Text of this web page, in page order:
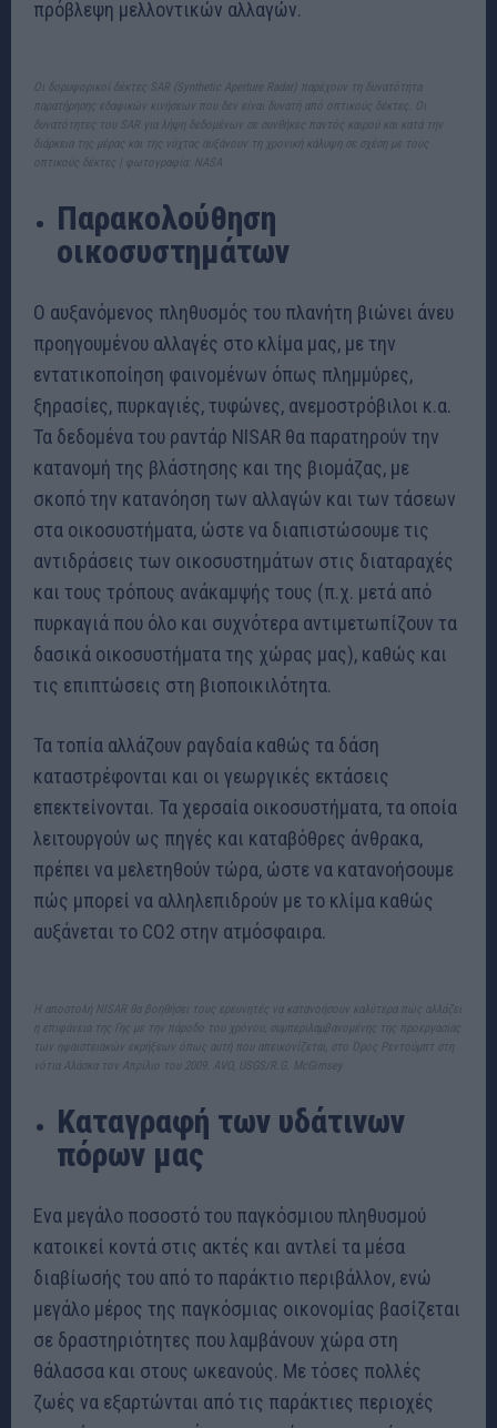
πρόβλεψη μελλοντικών αλλαγών.
Οι δορυφορικοί δέκτες SAR (Synthetic Aperture Radar) παρέχουν τη δυνατότητα
παρατήρησης εδαφικών κινήσεων που δεν είναι δυνατή από οπτικούς δέκτες. Οι
δυνατότητες του SAR για λήψη δεδομένων σε συνθήκες παντός καιρού και κατά την
διάρκεια της μέρας και της νύχτας αυξάνουν τη χρονική κάλυψη σε σχέση με τους
οπτικούς δέκτες | φωτογραφία: NASA
Παρακολούθηση
οικοσυστημάτων
Ο αυξανόμενος πληθυσμός του πλανήτη βιώνει άνευ
προηγουμένου αλλαγές στο κλίμα μας, με την
εντατικοποίηση φαινομένων όπως πλημμύρες,
ξηρασίες, πυρκαγιές, τυφώνες, ανεμοστρόβιλοι κ.α.
Τα δεδομένα του ραντάρ NISAR θα παρατηρούν την
κατανομή της βλάστησης και της βιομάζας, με
σκοπό την κατανόηση των αλλαγών και των τάσεων
στα οικοσυστήματα, ώστε να διαπιστώσουμε τις
αντιδράσεις των οικοσυστημάτων στις διαταραχές
και τους τρόπους ανάκαμψής τους (π.χ. μετά από
πυρκαγιά που όλο και συχνότερα αντιμετωπίζουν τα
δασικά οικοσυστήματα της χώρας μας), καθώς και
τις επιπτώσεις στη βιοποικιλότητα.
Τα τοπία αλλάζουν ραγδαία καθώς τα δάση
καταστρέφονται και οι γεωργικές εκτάσεις
επεκτείνονται. Τα χερσαία οικοσυστήματα, τα οποία
λειτουργούν ως πηγές και καταβόθρες άνθρακα,
πρέπει να μελετηθούν τώρα, ώστε να κατανοήσουμε
πώς μπορεί να αλληλεπιδρούν με το κλίμα καθώς
αυξάνεται το CO2 στην ατμόσφαιρα.
Η αποστολή NISAR θα βοηθήσει τους ερευνητές να κατανοήσουν καλύτερα πώς αλλάζει
η επιφάνεια της Γης με την πάροδο του χρόνου, συμπεριλαμβανομένης της προεργασίας
των ηφαιστειακών εκρήξεων όπως αυτή που απεικονίζεται, στο Όρος Ρεντούμπτ στη
νότια Αλάσκα τον Απρίλιο του 2009. AVO, USGS/R.G. McGimsey
Καταγραφή των υδάτινων
πόρων μας
Ενα μεγάλο ποσοστό του παγκόσμιου πληθυσμού
κατοικεί κοντά στις ακτές και αντλεί τα μέσα
διαβίωσής του από το παράκτιο περιβάλλον, ενώ
μεγάλο μέρος της παγκόσμιας οικονομίας βασίζεται
σε δραστηριότητες που λαμβάνουν χώρα στη
θάλασσα και στους ωκεανούς. Με τόσες πολλές
ζωές να εξαρτώνται από τις παράκτιες περιοχές